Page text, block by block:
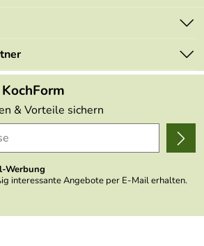
& Vorteile sichern
Werbung
interessante Angebote per E-Mail erhalten.
wird nicht an andere Unternehmen
Zwecken wird in anonymer Form